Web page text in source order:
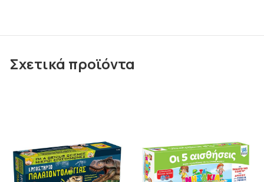
Σχετικά προϊόντα